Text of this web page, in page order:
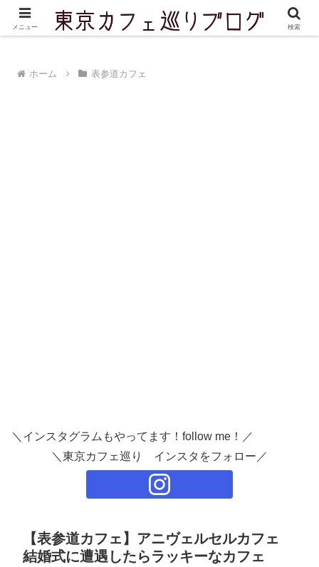
東京を中心に実際に訪問したカフェをご紹介しています
ホーム 表参道カフェ
＼インスタグラムもやってます！follow me！／
＼東京カフェ巡り インスタをフォロー／
【表参道カフェ】アニヴェルセルカフェ
結婚式に遭遇したらラッキーなカフェ
メニュー 検索